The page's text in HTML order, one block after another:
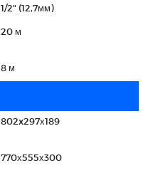
1/2" (12,7мм)
20 м
8 м
802x297х189
770х555х300